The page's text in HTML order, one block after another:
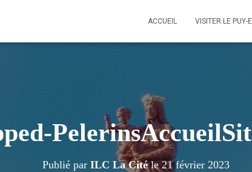
ACCUEIL VISITER LE PUY-
Publié par ILC La Citéle21 février 2023